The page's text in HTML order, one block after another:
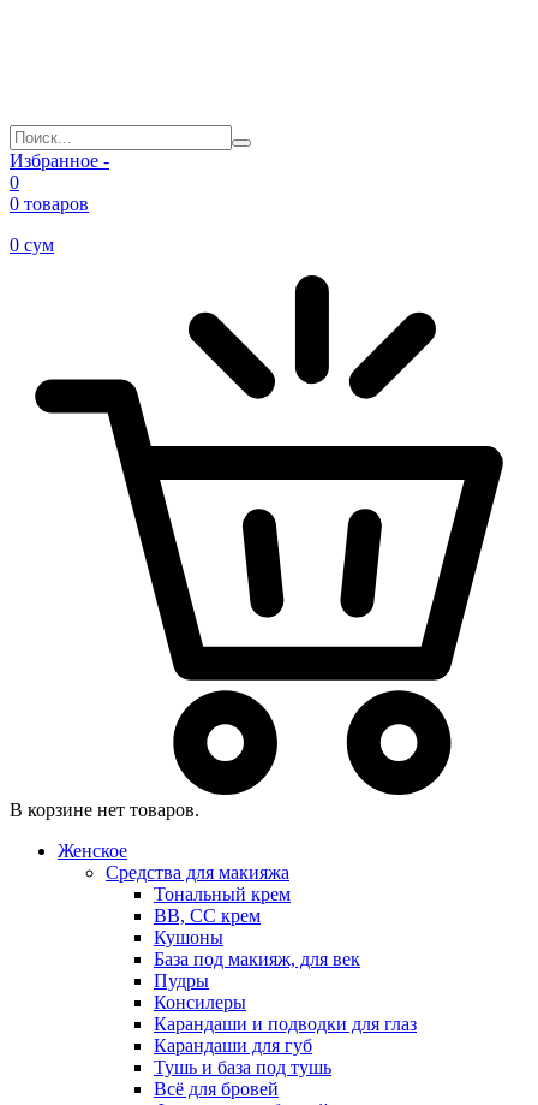
Избранное -
0
0 товаров
0 сум
В корзине нет товаров.
Женское
Средства для макияжа
Тональный крем
BB, CC крем
Кушоны
База под макияж, для век
Пудры
Консилеры
Карандаши и подводки для глаз
Карандаши для губ
Тушь и база под тушь
Всё для бровей